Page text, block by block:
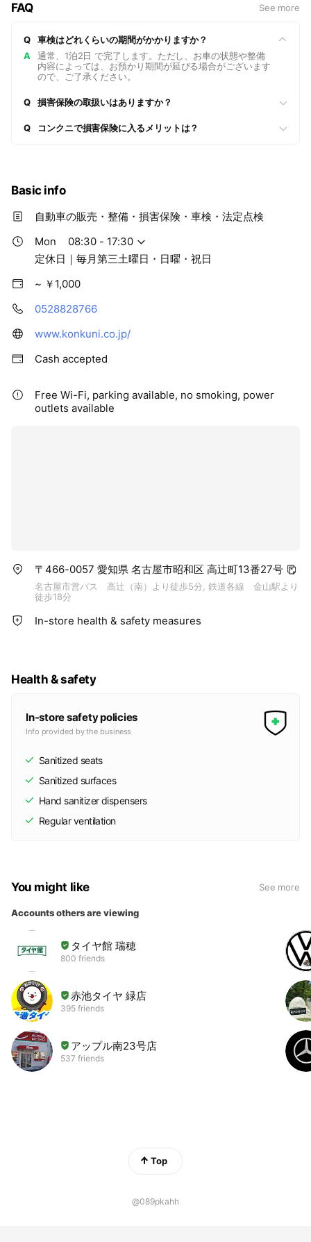
FAQ See more
Q
車検はどれくらいの期間がかかりますか？
A
通常、1泊2日 で完了します。ただし、お車の状態や整備
内容によっては、お預かり期間が延びる場合がございます
ので、ご了承ください。
Q 損害保険の取扱いはありますか？
Q コンクニで損害保険に入るメリットは？
Basic info
自動車の販売・整備・損害保険・車検・法定点検
Mon
08:30 - 17:30
定休日｜毎月第三土曜日・日曜・祝日
~ ￥1,000
0528828766
www.konkuni.co.jp/
Cash accepted
Free Wi-Fi, parking available, no smoking, power
outlets available
〒466-0057 愛知県 名古屋市昭和区 高辻町13番27号
名古屋市営バス 高辻（南）より徒歩5分, 鉄道各線 金山駅より
徒歩18分
In-store health & safety measures
Health & safety
In-store safety policies
Info provided by the business
Sanitized seats
Sanitized surfaces
Hand sanitizer dispensers
Regular ventilation
You might like See more
Accounts others are viewing
タイヤ館 瑞穂
800 friends
赤池タイヤ 緑店
395 friends
アップル南23号店
537 friends
Top
@089pkahh